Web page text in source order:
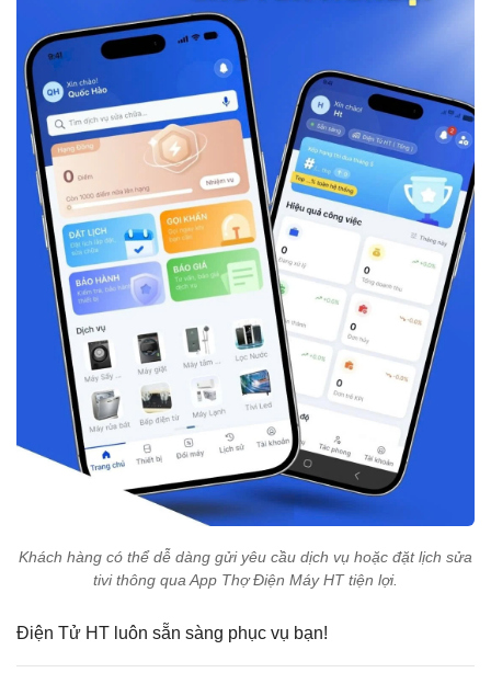
Khách hàng có thể dễ dàng gửi yêu cầu dịch vụ hoặc đặt lịch sửa
tivi thông qua App Thợ Điện Máy HT tiện lợi.
Điện Tử HT luôn sẵn sàng phục vụ bạn!